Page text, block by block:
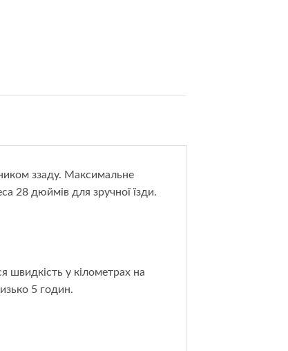
ззаду. Максимальне
28 дюймів для зручної їзди.
швидкість у кілометрах на
5 годин.